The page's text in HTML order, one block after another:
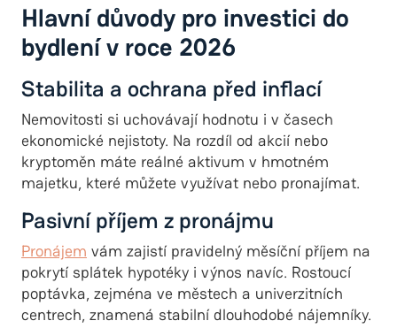
Hlavní důvody pro investici do
bydlení v roce 2026
Stabilita a ochrana před inflací
Nemovitosti si uchovávají hodnotu i v časech
ekonomické nejistoty. Na rozdíl od akcií nebo
kryptoměn máte reálné aktivum v hmotném
majetku, které můžete využívat nebo pronajímat.
Pasivní příjem z pronájmu
Pronájem vám zajistí pravidelný měsíční příjem na
pokrytí splátek hypotéky i výnos navíc. Rostoucí
poptávka, zejména ve městech a univerzitních
centrech, znamená stabilní dlouhodobé nájemníky.